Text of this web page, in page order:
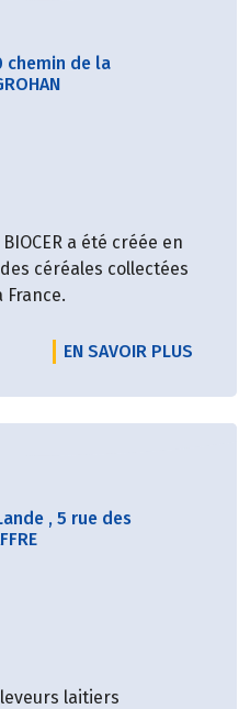
chemin de la
a été créée en
céréales collectées
EN SAVOIR PLUS
, 5 rue des
laitiers